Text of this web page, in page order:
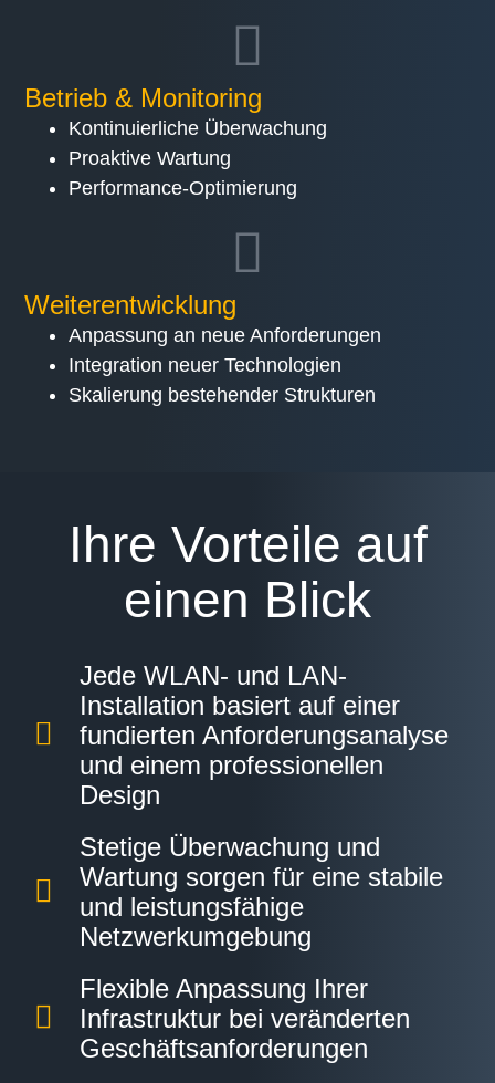
Betrieb & Monitoring
Kontinuierliche Überwachung
Proaktive Wartung
Performance-Optimierung
Weiterentwicklung
Anpassung an neue Anforderungen
Integration neuer Technologien
Skalierung bestehender Strukturen
Ihre Vorteile auf
einen Blick
Jede WLAN- und LAN-
Installation basiert auf einer
fundierten Anforderungsanalyse
und einem professionellen
Design
Stetige Überwachung und
Wartung sorgen für eine stabile
und leistungsfähige
Netzwerkumgebung
Flexible Anpassung Ihrer
Infrastruktur bei veränderten
Geschäftsanforderungen